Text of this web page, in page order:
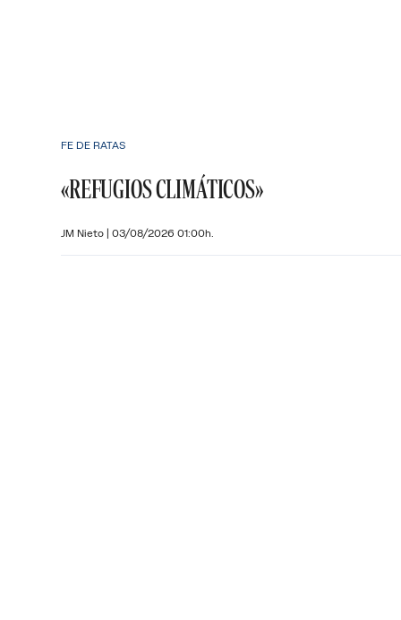
FE DE RATAS
«REFUGIOS CLIMÁTICOS»
JM Nieto | 03/08/2026 01:00h.